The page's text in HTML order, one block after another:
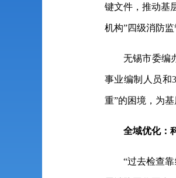
键文件，推动基
机构”四级消防
无锡市委编
事业编制人员和
重”的困境，为
全域优化：
“过去检查